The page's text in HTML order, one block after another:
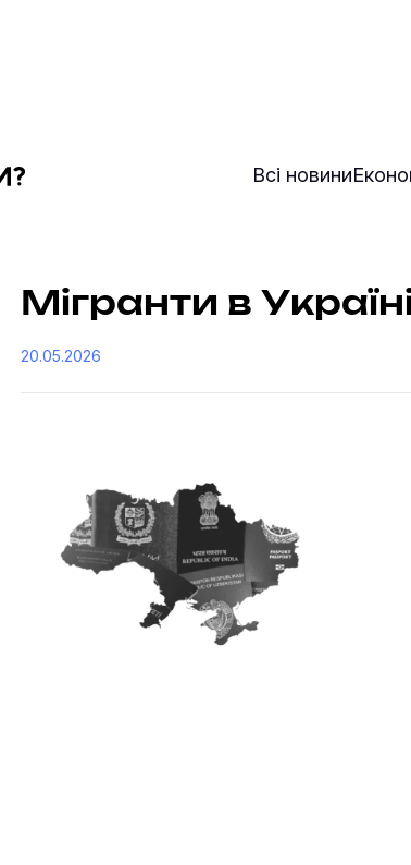
суспільні дані Всі новини
Мігранти в Україні
20.05.2026